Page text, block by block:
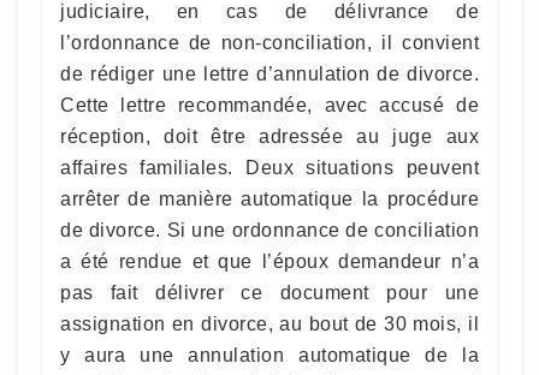
judiciaire, en cas de délivrance de
l’ordonnance de non-conciliation, il convient
de rédiger une lettre d’annulation de divorce.
Cette lettre recommandée, avec accusé de
réception, doit être adressée au juge aux
affaires familiales. Deux situations peuvent
arrêter de manière automatique la procédure
de divorce. Si une ordonnance de conciliation
a été rendue et que l’époux demandeur n’a
pas fait délivrer ce document pour une
assignation en divorce, au bout de 30 mois, il
y aura une annulation automatique de la